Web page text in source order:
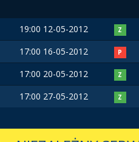
19:00 12-05-2012 Z
17:00 16-05-2012 P
17:00 20-05-2012 Z
17:00 27-05-2012 Z